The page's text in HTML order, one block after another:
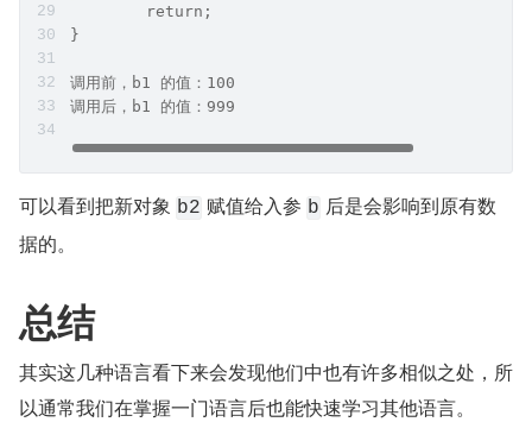
	return;
}
调用前，b1 的值：100
调用后，b1 的值：999
可以看到把新对象 b2 赋值给入参 b 后是会影响到原有数
据的。
总结
其实这几种语言看下来会发现他们中也有许多相似之处，所
以通常我们在掌握一门语言后也能快速学习其他语言。